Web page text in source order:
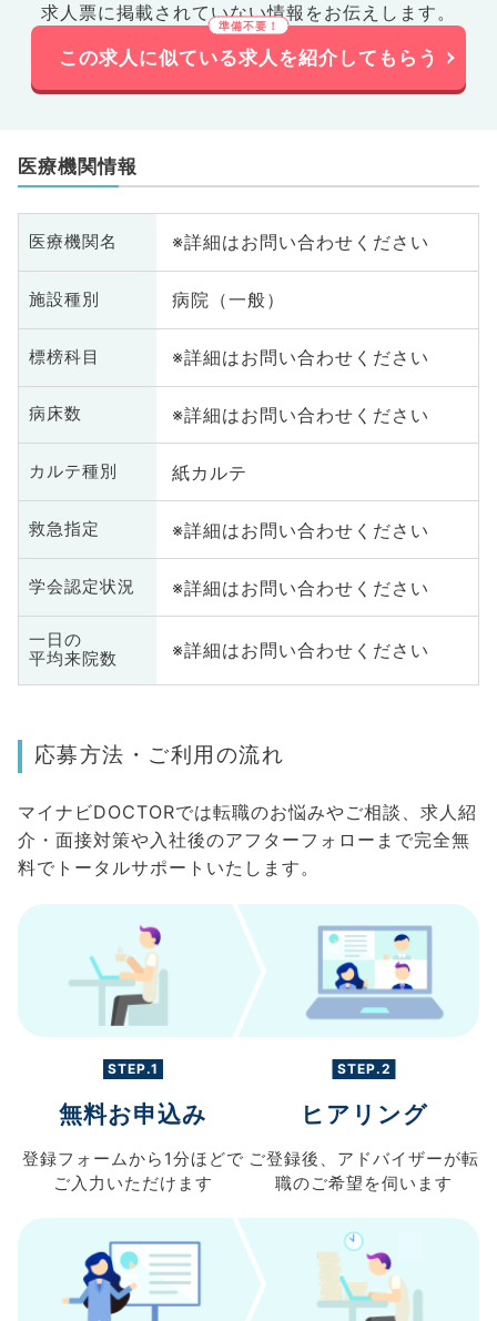
求人票に掲載されていない情報をお伝えします。
この求人に似ている求人を紹介してもらう
医療機関情報
医療機関名 ※詳細はお問い合わせください
施設種別 病院（一般）
標榜科目 ※詳細はお問い合わせください
病床数 ※詳細はお問い合わせください
カルテ種別 紙カルテ
救急指定 ※詳細はお問い合わせください
学会認定状況 ※詳細はお問い合わせください
一日の
平均来院数
※詳細はお問い合わせください
応募方法・ご利用の流れ
マイナビDOCTORでは転職のお悩みやご相談、求人紹
介・面接対策や入社後のアフターフォローまで完全無
料でトータルサポートいたします。
STEP.1
無料お申込み
登録フォームから 1分ほどで
ご入力 いただけます
STEP.2
ヒアリング
ご登録後、 アドバイザーが転
職のご希望を伺います